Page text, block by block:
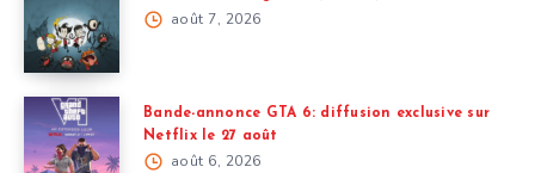
août 7, 2026
Bande-annonce GTA 6: diffusion exclusive sur
Netflix le 27 août
août 6, 2026